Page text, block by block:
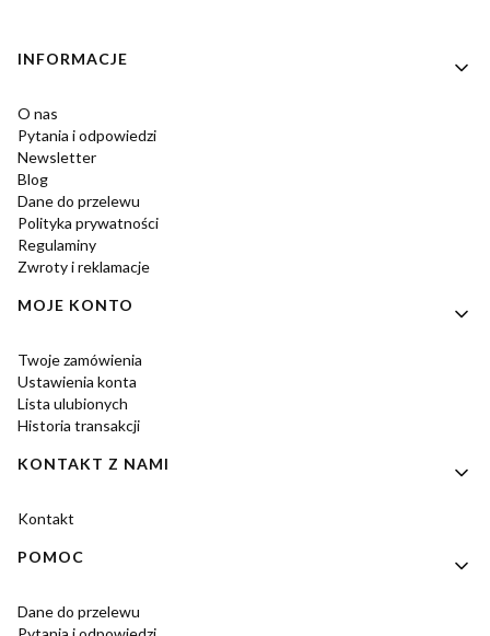
Linki w stopce
INFORMACJE
O nas
Pytania i odpowiedzi
Newsletter
Blog
Dane do przelewu
Polityka prywatności
Regulaminy
Zwroty i reklamacje
MOJE KONTO
Twoje zamówienia
Ustawienia konta
Lista ulubionych
Historia transakcji
KONTAKT Z NAMI
Kontakt
POMOC
Dane do przelewu